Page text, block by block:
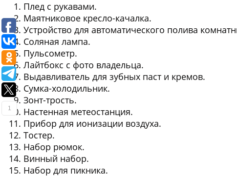
Плед с рукавами.
Маятниковое кресло-качалка.
Устройство для автоматического полива
Соляная лампа.
Пульсометр.
Лайтбокс с фото владельца.
Выдавливатель для зубных паст и кремов.
Сумка-холодильник.
Зонт-трость.
Настенная метеостанция.
Прибор для ионизации воздуха.
Тостер.
Набор рюмок.
Винный набор.
Набор для пикника.
1